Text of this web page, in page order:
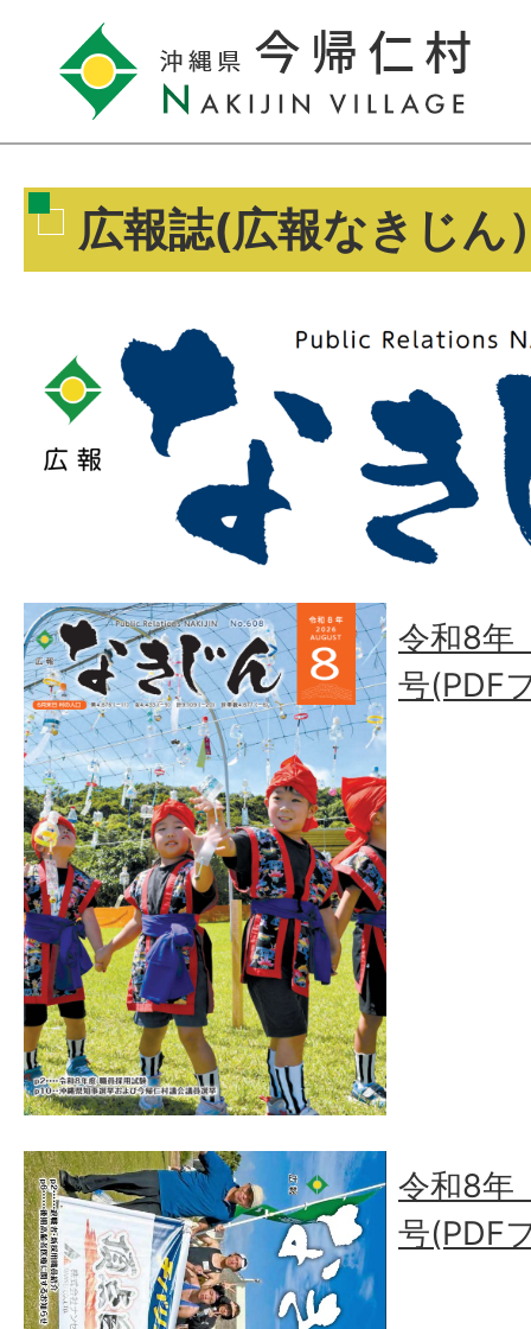
広報誌(広報なきじん
令和8年
号(PDF
令和8年
号(PDF